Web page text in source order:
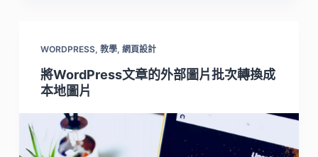
WORDPRESS, 教學, 網頁設計
將WordPress文章的外部圖片批次轉換成
本地圖片